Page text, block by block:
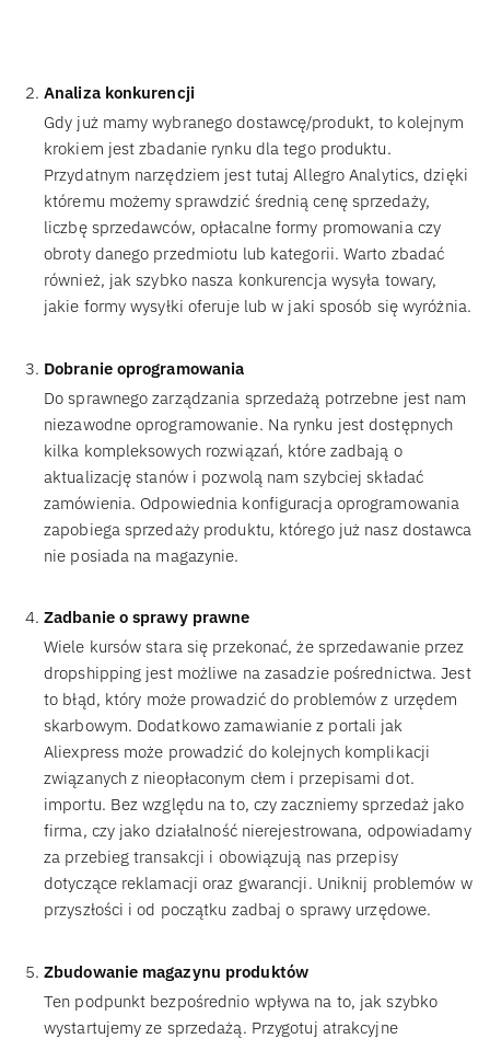
Analiza konkurencji
Gdy już mamy wybranego dostawcę/produkt, to kolejnym
krokiem jest zbadanie rynku dla tego produktu.
Przydatnym narzędziem jest tutaj Allegro Analytics, dzięki
któremu możemy sprawdzić średnią cenę sprzedaży,
liczbę sprzedawców, opłacalne formy promowania czy
obroty danego przedmiotu lub kategorii. Warto zbadać
również, jak szybko nasza konkurencja wysyła towary,
jakie formy wysyłki oferuje lub w jaki sposób się wyróżnia.
Dobranie oprogramowania
Do sprawnego zarządzania sprzedażą potrzebne jest nam
niezawodne oprogramowanie. Na rynku jest dostępnych
kilka kompleksowych rozwiązań, które zadbają o
aktualizację stanów i pozwolą nam szybciej składać
zamówienia. Odpowiednia konfiguracja oprogramowania
zapobiega sprzedaży produktu, którego już nasz dostawca
nie posiada na magazynie.
Zadbanie o sprawy prawne
Wiele kursów stara się przekonać, że sprzedawanie przez
dropshipping jest możliwe na zasadzie pośrednictwa. Jest
to błąd, który może prowadzić do problemów z urzędem
skarbowym. Dodatkowo zamawianie z portali jak
Aliexpress może prowadzić do kolejnych komplikacji
związanych z nieopłaconym cłem i przepisami dot.
importu. Bez względu na to, czy zaczniemy sprzedaż jako
firma, czy jako działalność nierejestrowana, odpowiadamy
za przebieg transakcji i obowiązują nas przepisy
dotyczące reklamacji oraz gwarancji. Uniknij problemów w
przyszłości i od początku zadbaj o sprawy urzędowe.
Zbudowanie magazynu produktów
Ten podpunkt bezpośrednio wpływa na to, jak szybko
wystartujemy ze sprzedażą. Przygotuj atrakcyjne